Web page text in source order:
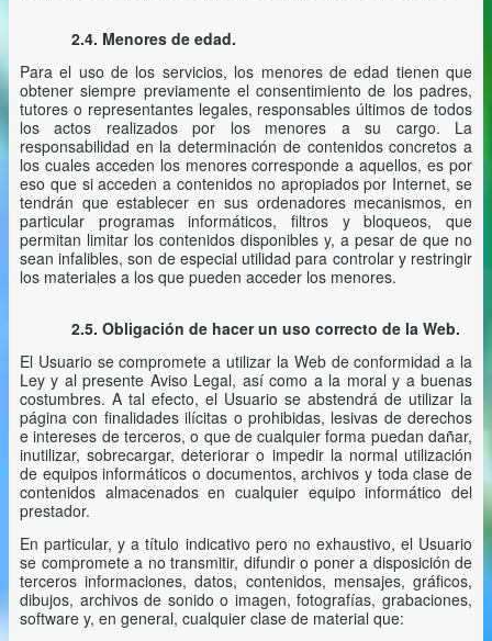
2.4. Menores de edad.
Para el uso de los servicios, los menores de edad tienen que
obtener siempre previamente el consentimiento de los padres,
tutores o representantes legales, responsables últimos de todos
los actos realizados por los menores a su cargo. La
responsabilidad en la determinación de contenidos concretos a
los cuales acceden los menores corresponde a aquellos, es por
eso que si acceden a contenidos no apropiados por Internet, se
tendrán que establecer en sus ordenadores mecanismos, en
particular programas informáticos, filtros y bloqueos, que
permitan limitar los contenidos disponibles y, a pesar de que no
sean infalibles, son de especial utilidad para controlar y restringir
los materiales a los que pueden acceder los menores.
2.5. Obligación de hacer un uso correcto de la Web.
El Usuario se compromete a utilizar la Web de conformidad a la
Ley y al presente Aviso Legal, así como a la moral y a buenas
costumbres. A tal efecto, el Usuario se abstendrá de utilizar la
página con finalidades ilícitas o prohibidas, lesivas de derechos
e intereses de terceros, o que de cualquier forma puedan dañar,
inutilizar, sobrecargar, deteriorar o impedir la normal utilización
de equipos informáticos o documentos, archivos y toda clase de
contenidos almacenados en cualquier equipo informático del
prestador.
En particular, y a título indicativo pero no exhaustivo, el Usuario
se compromete a no transmitir, difundir o poner a disposición de
terceros informaciones, datos, contenidos, mensajes, gráficos,
dibujos, archivos de sonido o imagen, fotografías, grabaciones,
software y, en general, cualquier clase de material que: